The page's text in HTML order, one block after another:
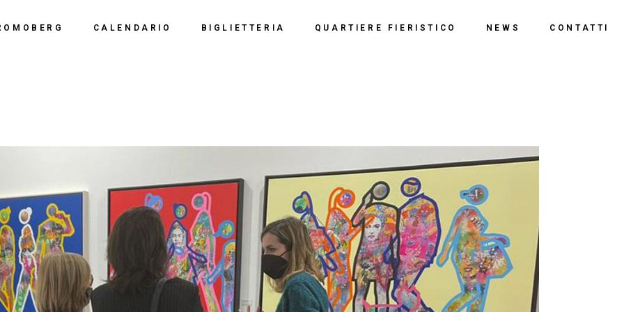
CALENDARIO
Calendario 2022
Calendario 2021
Calendario 2020
Calendario 2019
BIGLIETTERIA QUARTIERE FIERISTICO NEWS CONTATTI
Calendario 2026
Calendario 2020
Calendario 2019
Polo Espositivo